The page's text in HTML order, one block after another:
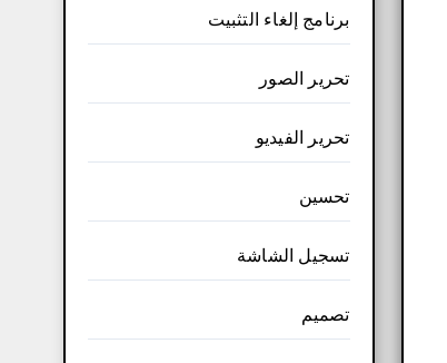
برنامج إلغاء التثبيت
تحرير الصور
تحرير الفيديو
تحسين
تسجيل الشاشة
تصميم